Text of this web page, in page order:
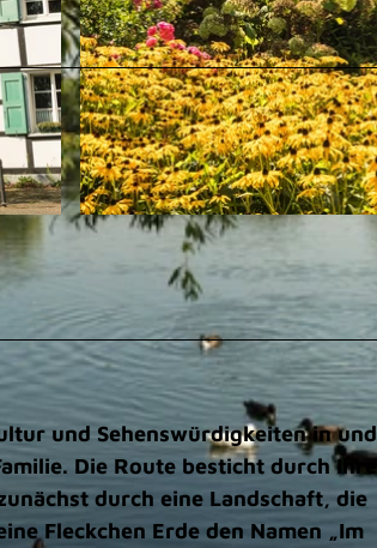
© Dominik Ketz, Kreis Mettmann |
und Sehenswürdigkeiten in und
Die Route besticht durch Ihre
durch eine Landschaft, die
Fleckchen Erde den Namen „Im